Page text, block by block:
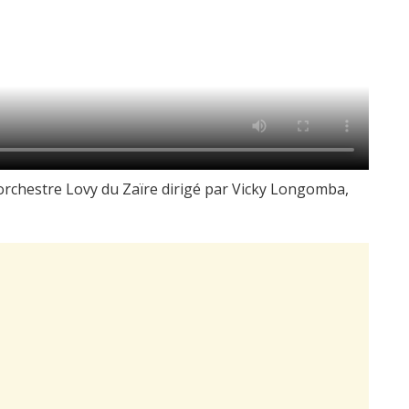
Lovy du Zaïre dirigé par Vicky Longomba,